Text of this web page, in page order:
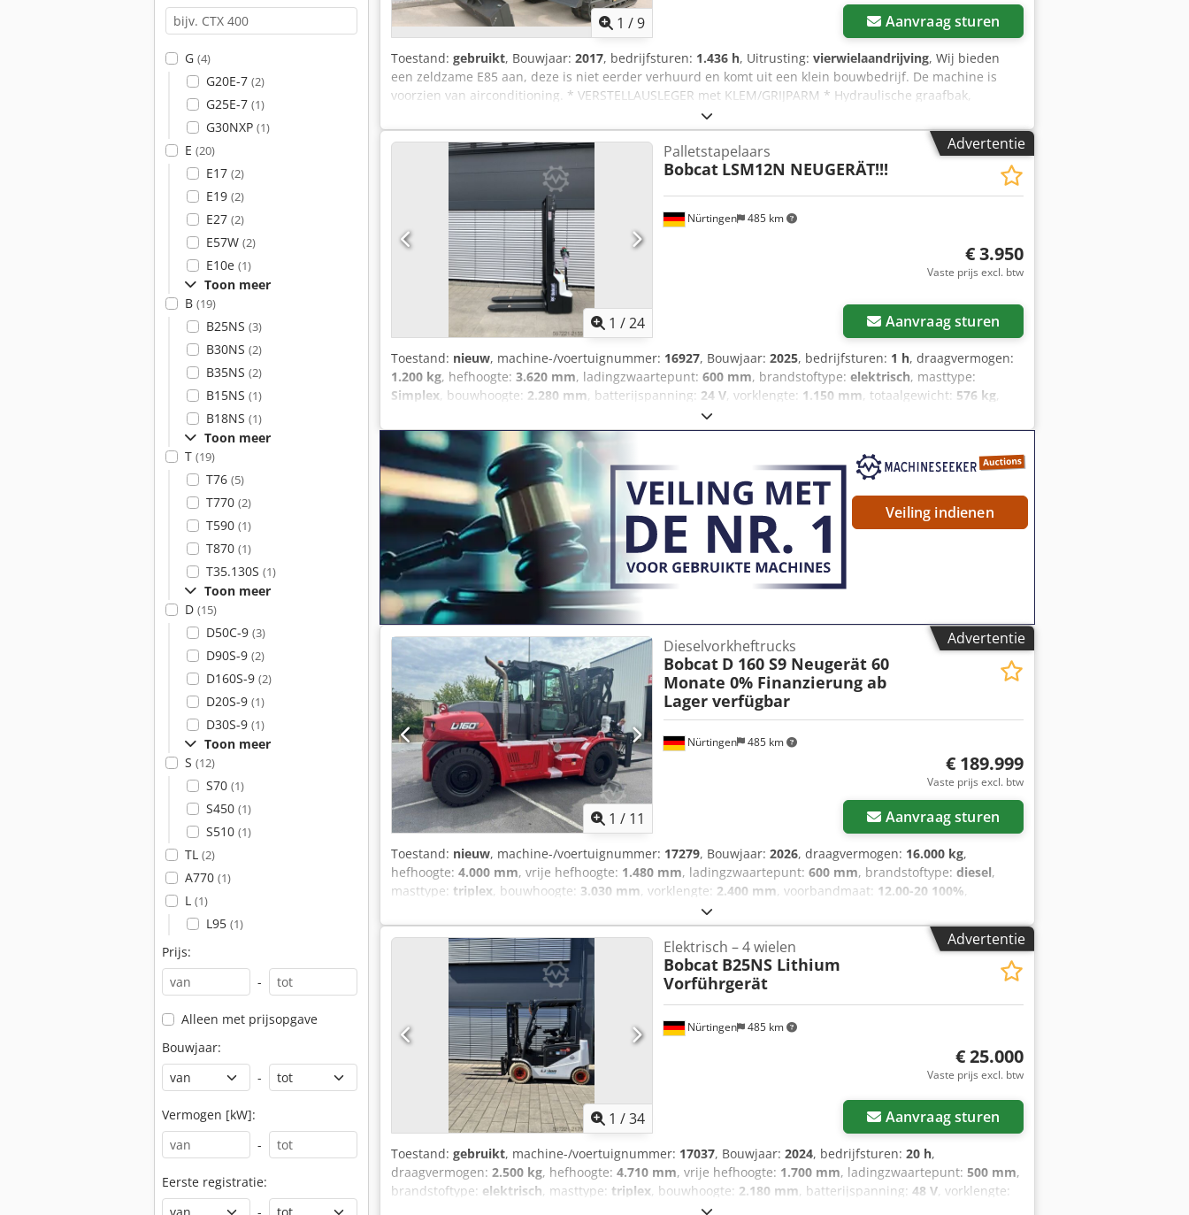
G (4)
G20E-7 (2)
G25E-7 (1)
G30NXP (1)
E (20)
E17 (2)
E19 (2)
E27 (2)
E57W (2)
E10e (1)
Toon meer
B (19)
B25NS (3)
B30NS (2)
B35NS (2)
B15NS (1)
B18NS (1)
Toon meer
T (19)
T76 (5)
T770 (2)
T590 (1)
T870 (1)
T35.130S (1)
Toon meer
D (15)
D50C-9 (3)
D90S-9 (2)
D160S-9 (2)
D20S-9 (1)
D30S-9 (1)
Toon meer
S (12)
S70 (1)
S450 (1)
S510 (1)
TL (2)
A770 (1)
L (1)
L95 (1)
Prijs:
-
Alleen met prijsopgave
Bouwjaar:
-
Vermogen [kW]:
-
Eerste registratie:
1 /9 Aanvraag sturen
Toestand: gebruikt, Bouwjaar: 2017, bedrijfsturen: 1.436 h, Uitrusting: vierwielaandrijving, Wij bieden
een zeldzame E85 aan, deze is niet eerder verhuurd en komt uit een klein bouwbedrijf. De machine is
voorzien van airconditioning. * VERSTELLAUSLEGER met KLEM/GRIJPARM * Hydraulische graafbak,
optioneel leverbaar, op voorraad tegen een redelijke meerprijs * Afkomstig uit een klein bouwbedrijf *
Duitse uitvoering Cjdpfxezr Avve Aiqsrf * Slechts 1350 bedrijfsuren * Rubberen rupsbanden * Grote
inspectie in 2025 bij BOBCAT * 44 kW dieselmotor, fabrikant Yanmar * Leidingwerk voor extra
aanbouwgereedschap * Snelwisselsysteem * Extra werklampen * Zeer goed onderhouden staat ----Wij
zijn een erkende werkplaats voor auto's en bouwmachines. Wij bieden een vrijblijvende machineofferte,
financiering, inruil en lease-aankoop van voertuigen van alle soorten aan.----
Advertentie
1 /24
Nürtingen 485 km
Palletstapelaars
Bobcat LSM12N NEUGERÄT!!!
€ 3.950
Vaste prijs excl. btw
Aanvraag sturen
Toestand: nieuw, machine-/voertuignummer: 16927, Bouwjaar: 2025, bedrijfsturen: 1 h, draagvermogen:
1.200 kg, hefhoogte: 3.620 mm, ladingzwaartepunt: 600 mm, brandstoftype: elektrisch, masttype:
Simplex, bouwhoogte: 2.280 mm, batterijspanning: 24 V, vorklengte: 1.150 mm, totaalgewicht: 576 kg,
5108763 Serienummer: OBWNL-003130 Codpfoyv S Rmox Aiqorf Specificaties batterij: 24V 60Ah
Veiling indienen
Advertentie
1 / 11
Nürtingen 485 km
Dieselvorkheftrucks
Bobcat D 160 S9 Neugerät 60
Monate 0% Finanzierung ab
Lager verfügbar
€ 189.999
Vaste prijs excl. btw
Aanvraag sturen
Toestand: nieuw, machine-/voertuignummer: 17279, Bouwjaar: 2026, draagvermogen: 16.000 kg,
hefhoogte: 4.000 mm, vrije hefhoogte: 1.480 mm, ladingzwaartepunt: 600 mm, brandstoftype: diesel,
masttype: triplex, bouwhoogte: 3.030 mm, vorklengte: 2.400 mm, voorbandmaat: 12.00-20 100%,
19.300 kg
Aiqerf Serienummer: FDC0H-5107-00494
Advertentie
1 /34
Nürtingen 485 km
Elektrisch – 4 wielen
Bobcat B25NS Lithium
Vorführgerät
€ 25.000
Vaste prijs excl. btw
Aanvraag sturen
Toestand: gebruikt, machine-/voertuignummer: 17037, Bouwjaar: 2024, bedrijfsturen: 20 h,
draagvermogen: 2.500 kg, hefhoogte: 4.710 mm, vrije hefhoogte: 1.700 mm, ladingzwaartepunt: 500 mm,
brandstoftype: elektrisch, masttype: triplex, bouwhoogte: 2.180 mm, batterijspanning: 48 V, vorklengte:
, achterbandmaat: